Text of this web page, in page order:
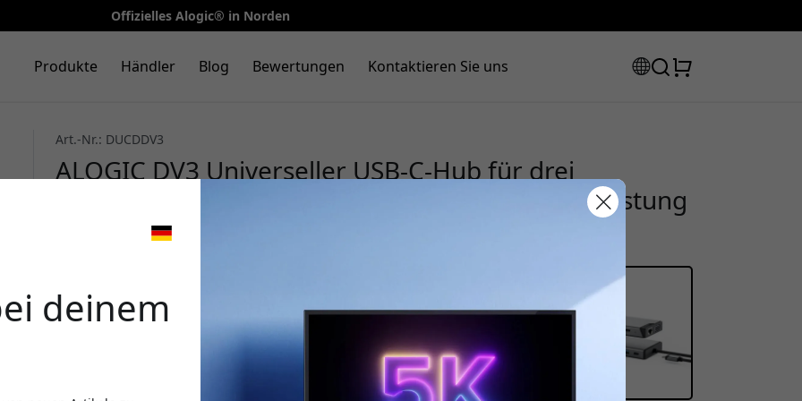
Offizielles Alogic® in Norden
Produkte Händler Blog Bewertungen Kontaktieren Sie uns
Art.-Nr.: DUCDDV3
ALOGIC DV3 Universeller USB-C-Hub für drei
Bildschirme, Gigabit-Ethernet und 100 W Ladeleistung
- Space Grau
deinem
Verwende diesen Code an der Kasse, um 8% Rabatt zu